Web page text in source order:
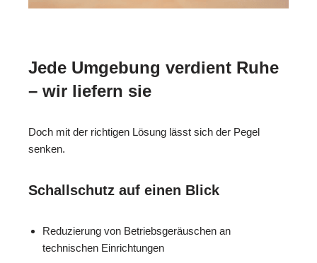
Jede Umgebung verdient Ruhe
– wir liefern sie
Doch mit der richtigen Lösung lässt sich der Pegel
senken.
Schallschutz auf einen Blick
Reduzierung von Betriebsgeräuschen an
technischen Einrichtungen